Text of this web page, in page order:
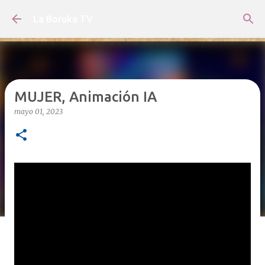
MUJER, Animación IA
mayo 01, 2023